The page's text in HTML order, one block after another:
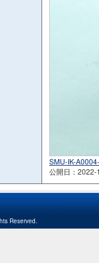
SMU-IK-
公開日：2022-
Reserved.